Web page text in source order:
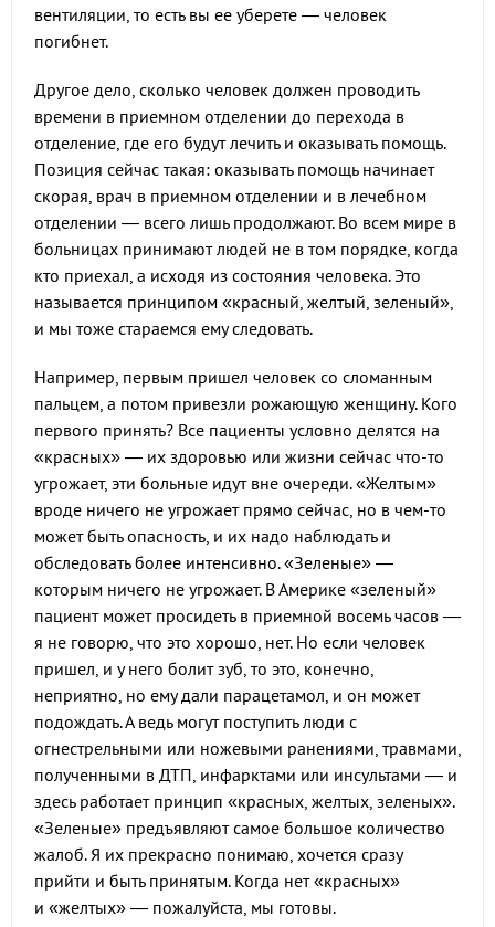
вентиляции, то есть вы ее уберете — человек
погибнет.
Другое дело, сколько человек должен проводить
времени в приемном отделении до перехода в
отделение, где его будут лечить и оказывать помощь.
Позиция сейчас такая: оказывать помощь начинает
скорая, врач в приемном отделении и в лечебном
отделении — всего лишь продолжают. Во всем мире в
больницах принимают людей не в том порядке, когда
кто приехал, а исходя из состояния человека. Это
называется принципом «красный, желтый, зеленый»,
и мы тоже стараемся ему следовать.
Например, первым пришел человек со сломанным
пальцем, а потом привезли рожающую женщину. Кого
первого принять? Все пациенты условно делятся на
«красных» — их здоровью или жизни сейчас что-то
угрожает, эти больные идут вне очереди. «Желтым»
вроде ничего не угрожает прямо сейчас, но в чем-то
может быть опасность, и их надо наблюдать и
обследовать более интенсивно. «Зеленые» —
которым ничего не угрожает. В Америке «зеленый»
пациент может просидеть в приемной восемь часов —
я не говорю, что это хорошо, нет. Но если человек
пришел, и у него болит зуб, то это, конечно,
неприятно, но ему дали парацетамол, и он может
подождать. А ведь могут поступить люди с
огнестрельными или ножевыми ранениями, травмами,
полученными в ДТП, инфарктами или инсультами — и
здесь работает принцип «красных, желтых, зеленых».
«Зеленые» предъявляют самое большое количество
жалоб. Я их прекрасно понимаю, хочется сразу
прийти и быть принятым. Когда нет «красных»
и «желтых» — пожалуйста, мы готовы.